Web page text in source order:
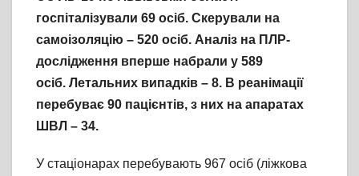
госпіталізували 69 осіб. Скерували на
самоізоляцію – 520 осіб. Аналіз на ПЛР-
дослідження вперше набрали у 589
осіб. Летальних випадків – 8. В реанімації
перебуває 90 пацієнтів, з них на апаратах
ШВЛ – 34.
У стаціонарах перебувають 967 осіб (ліжкова